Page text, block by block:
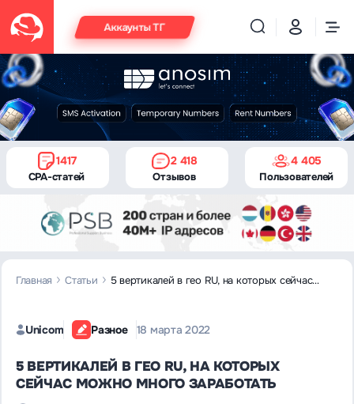
Аккаунты ТГ
1417
CPA-статей
2 418
Отзывов
4 405
Пользователей
Главная Статьи
5 вертикалей в гео RU, на которых сейчас
Unicom Разное 18 марта 2022
5 ВЕРТИКАЛЕЙ В ГЕО RU, НА КОТОРЫХ
СЕЙЧАС МОЖНО МНОГО ЗАРАБОТАТЬ